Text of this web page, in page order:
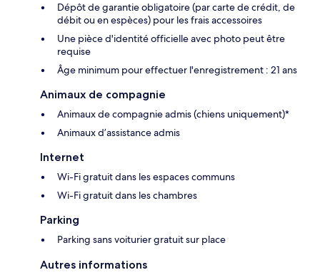
Dépôt de garantie obligatoire (par carte de crédit, de
débit ou en espèces) pour les frais accessoires
Une pièce d'identité officielle avec photo peut être
requise
Âge minimum pour effectuer l'enregistrement : 21 ans
Animaux de compagnie
Animaux de compagnie admis (chiens uniquement)*
Animaux d’assistance admis
Internet
Wi-Fi gratuit dans les espaces communs
Wi-Fi gratuit dans les chambres
Parking
Parking sans voiturier gratuit sur place
Autres informations